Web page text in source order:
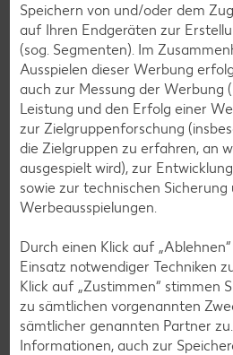
Smoothie-Rezepte
Bowle-Rezepte
Cocktail-Rezepte
Avocado-Rezepte
Erdbeer-Rezepte
Blaubeer-Rezepte
Bananen-Rezepte
Zurück zu allen
Speichern von und/oder dem
auf Ihren Endgeräten zur
(sog. Segmenten). Im
Ausspielen dieser Werbung
auch zur Messung der Werbung
Leistung und den Erfolg einer
zur Zielgruppenforschung
die Zielgruppen zu erfahren, an
ausgespielt wird), zur
sowie zur technischen
Werbeausspielungen.
Durch einen Klick auf
Einsatz notwendiger Techniken
Klick auf „Zustimmen“ stimmen
zu sämtlichen vorgenannten
sämtlicher genannten Partner
Informationen, auch zur